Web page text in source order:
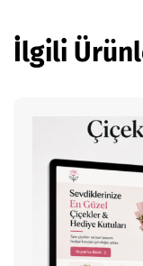
İlgili